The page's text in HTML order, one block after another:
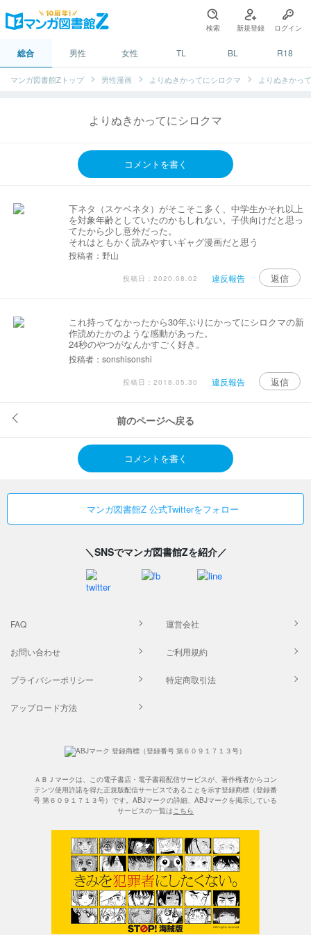
検索 新規登録 ログイン
総合 男性 女性 TL BL R18
マンガ図書館Zトップ 男性漫画 よりぬきかってにシロクマ よりぬきかっ
よりぬきかってにシロクマ
コメントを書く
下ネタ（スケベネタ）がそこそこ多く、中学生かそれ以上
を対象年齢としていたのかもしれない。子供向けだと思っ
てたから少し意外だった。
それはともかく読みやすいギャグ漫画だと思う
投稿者：野山
投稿日：2020.08.02 違反報告 返信
これ持ってなかったから30年ぶりにかってにシロクマの新
作読めたかのような感動があった。
24秒のやつがなんかすごく好き。
投稿者：sonshisonshi
投稿日：2018.05.30 違反報告 返信
前のページへ戻る
コメントを書く
マンガ図書館Z 公式Twitterをフォロー
＼SNSでマンガ図書館Zを紹介／
FAQ 運営会社
お問い合わせ ご利用規約
プライバシーポリシー 特定商取引法
アップロード方法
ＡＢＪマークは、この電子書店・電子書籍配信サービスが、著作権者からコン
テンツ使用許諾を得た正規版配信サービスであることを示す登録商標（登録番
号 第６０９１７１３号）です。ABJマークの詳細、ABJマークを掲示している
サービスの一覧はこちら